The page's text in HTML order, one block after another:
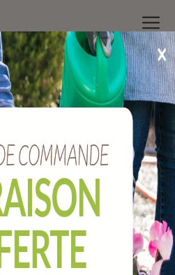
et accessoires /Pot plastique/
porto Ø 16 cm
transparent PORTO